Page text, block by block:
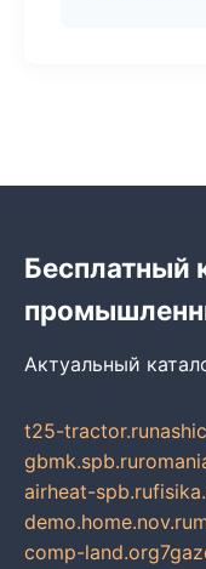
Бесплатный
Актуальный
t25-tractor.ru
gbmk.spb.ru
airheat-spb.ru
demo.home.nov.ru
comp-land.org